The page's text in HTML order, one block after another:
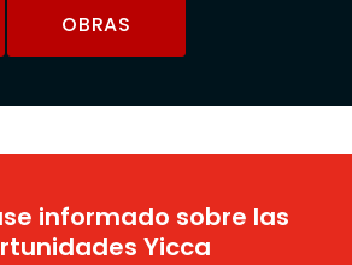
OBRAS
informado sobre las
Yicca